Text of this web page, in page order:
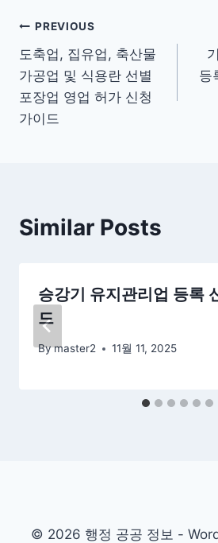
글
탐
색
PREVIOUS
도축업, 집유업, 축산물
가공업 및 식용란 선별
포장업 영업 허가 신청
가이드
등
Similar Posts
승강기 유지관리업 등록
드
Bymaster2 11월 11, 2025
© 2026 행정 공공 정보 -